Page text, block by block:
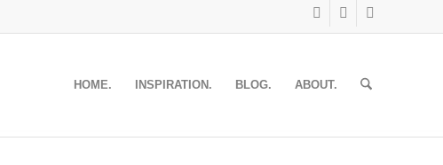
HOME. INSPIRATION. BLOG. ABOUT.